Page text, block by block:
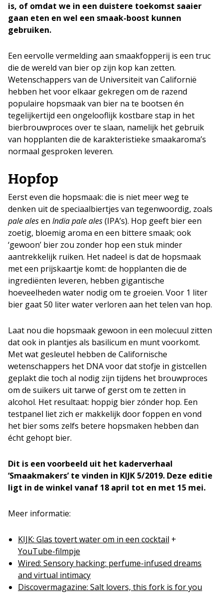
is, of omdat we in een duistere toekomst saaier
gaan eten en wel een smaak-boost kunnen
gebruiken.
Een eervolle vermelding aan smaakfopperij is een truc
die de wereld van bier op zijn kop kan zetten.
Wetenschappers van de Universiteit van Californië
hebben het voor elkaar gekregen om de razend
populaire hopsmaak van bier na te bootsen én
tegelijkertijd een ongelooflijk kostbare stap in het
bierbrouwproces over te slaan, namelijk het gebruik
van hopplanten die de karakteristieke smaakaroma’s
normaal gesproken leveren.
Hopfop
Eerst even die hopsmaak: die is niet meer weg te
denken uit de speciaalbiertjes van tegenwoordig, zoals
pale alesen India pale ales(IPA’s). Hop geeft bier een
zoetig, bloemig aroma en een bittere smaak; ook
‘gewoon’ bier zou zonder hop een stuk minder
aantrekkelijk ruiken. Het nadeel is dat de hopsmaak
met een prijskaartje komt: de hopplanten die de
ingrediënten leveren, hebben gigantische
hoeveelheden water nodig om te groeien. Voor 1 liter
bier gaat 50 liter water verloren aan het telen van hop.
Laat nou die hopsmaak gewoon in een molecuul zitten
dat ook in plantjes als basilicum en munt voorkomt.
Met wat gesleutel hebben de Californische
wetenschappers het DNA voor dat stofje in gistcellen
geplakt die toch al nodig zijn tijdens het brouwproces
om de suikers uit tarwe of gerst om te zetten in
alcohol. Het resultaat: hoppig bier zónder hop. Een
testpanel liet zich er makkelijk door foppen en vond
het bier soms zelfs betere hopsmaken hebben dan
écht gehopt bier.
Dit is een voorbeeld uit het kaderverhaal
‘Smaakmakers’ te vinden in KIJK 5/2019. Deze editie
ligt in de winkel vanaf 18 april tot en met 15 mei.
Meer informatie:
KIJK: Glas tovert water om in een cocktail +
YouTube-filmpje
Wired: Sensory hacking: perfume-infused dreams
and virtual intimacy
Discovermagazine: Salt lovers, this fork is for you